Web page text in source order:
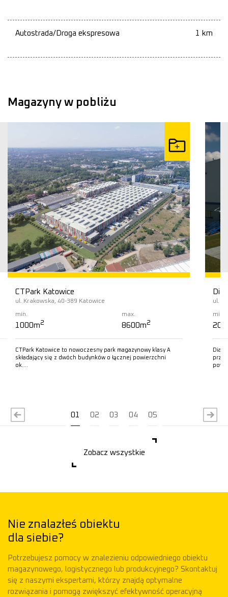
Autostrada/Droga ekspresowa 1 km
Magazyny w pobliżu
CTPark Katowice
ul. Krakowska, 40-389 Katowice
min.
1000m2
max.
8600m2
CTPark Katowice to nowoczesny park magazynowy klasy A
składający się z dwóch budynków o łącznej powierzchni
ok….
ul.
min.
01 02 03 04 05
Zobacz wszystkie
Nie znalazłeś obiektu
dla siebie?
Potrzebujesz pomocy w znalezieniu odpowiedniego obiektu
magazynowego, logistycznego lub produkcyjnego? Skontaktuj
się z naszymi ekspertami, którzy znajdą optymalne
rozwiązania i pomogą zwiększyć efektywność operacyjną